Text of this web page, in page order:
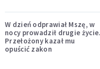
W dzień odprawiał Mszę, w
nocy prowadził drugie życie.
Przełożony kazał mu
opuścić zakon